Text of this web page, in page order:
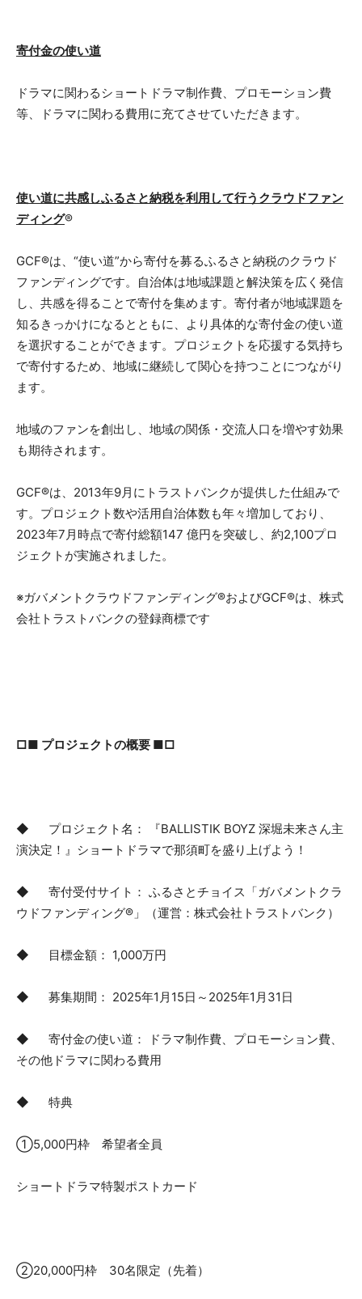
寄付金の使い道
ドラマに関わるショートドラマ制作費、プロモーション費
等、ドラマに関わる費用に充てさせていただきます。
使い道に共感しふるさと納税を利用して行うクラウドファン
ディング®
GCF®は、“使い道”から寄付を募るふるさと納税のクラウド
ファンディングです。自治体は地域課題と解決策を広く発信
し、共感を得ることで寄付を集めます。寄付者が地域課題を
知るきっかけになるとともに、より具体的な寄付金の使い道
を選択することができます。プロジェクトを応援する気持ち
で寄付するため、地域に継続して関心を持つことにつながり
ます。
地域のファンを創出し、地域の関係・交流人口を増やす効果
も期待されます。
GCF®は、2013年9月にトラストバンクが提供した仕組みで
す。プロジェクト数や活用自治体数も年々増加しており、
2023年7月時点で寄付総額147 億円を突破し、約2,100プロ
ジェクトが実施されました。
※ガバメントクラウドファンディング®およびGCF®は、株式
会社トラストバンクの登録商標です
□■ プロジェクトの概要 ■□
◆ プロジェクト名： 『BALLISTIK BOYZ 深堀未来さん主
演決定！』ショートドラマで那須町を盛り上げよう！
◆ 寄付受付サイト： ふるさとチョイス「ガバメントクラ
ウドファンディング®」（運営：株式会社トラストバンク）
◆ 目標金額： 1,000万円
◆ 募集期間： 2025年1月15日～2025年1月31日
◆ 寄付金の使い道： ドラマ制作費、プロモーション費、
その他ドラマに関わる費用
◆ 特典
①5,000円枠 希望者全員
ショートドラマ特製ポストカード
②20,000円枠 30名限定（先着）